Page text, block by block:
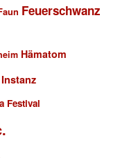
Feuerschwanz
Hämatom
Festival